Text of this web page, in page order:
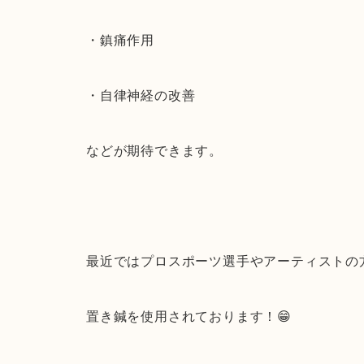
・鎮痛作用
・自律神経の改善
などが期待できます。
最近ではプロスポーツ選手やアーティストの
置き鍼を使用されております！😁